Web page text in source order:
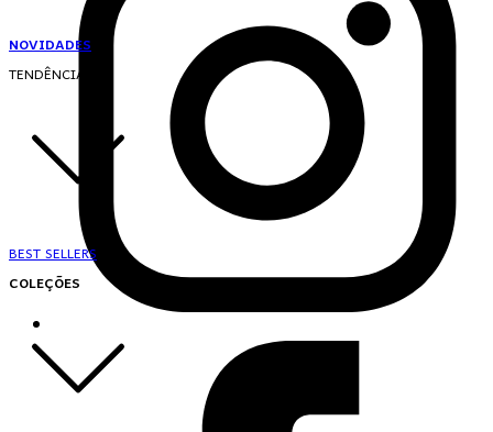
NOVIDADES
TENDÊNCIAS
BEST SELLERS
COLEÇÕES